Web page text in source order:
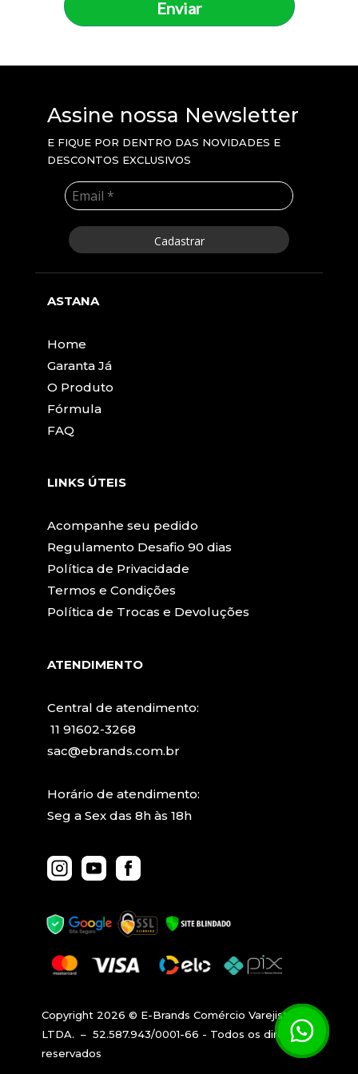
Enviar
Cadastrar
Assine nossa Newsletter
E FIQUE POR DENTRO DAS NOVIDADES E
DESCONTOS EXCLUSIVOS
LINKS ÚTEIS
Acompanhe seu pedido
Regulamento Desafio 90 dias
Política de Privacidade
Termos e Condições
Política de Trocas e Devoluções
ASTANA
Home
Garanta Já
O Produto
Fórmula
FAQ
ATENDIMENTO
Central de atendimento:
11 91602-3268
sac@ebrands.com.br
Horário de atendimento:
Seg a Sex das 8h às 18h
Copyright 2026 © E-Brands Comércio Varejista
LTDA.  –  52.587.943/0001-66 - Todos os direitos
reservados